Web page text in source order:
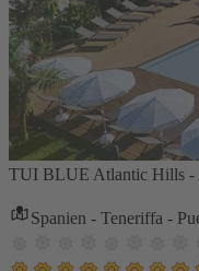
TUI BLUE Atlantic Hills -
Spanien - Teneriffa -